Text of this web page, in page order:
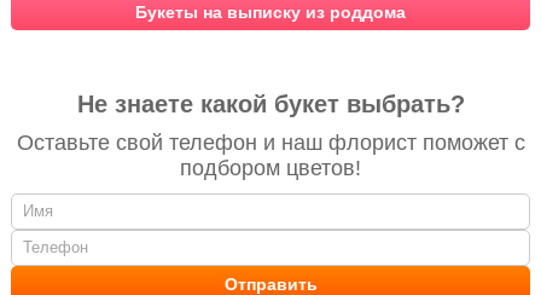
Букеты на выписку из роддома
Не знаете какой букет выбрать?
Оставьте свой телефон и наш флорист поможет с
подбором цветов!